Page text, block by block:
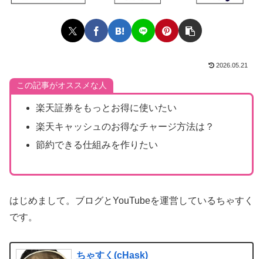
2026.05.21
この記事がオススメな人
楽天証券をもっとお得に使いたい
楽天キャッシュのお得なチャージ方法は？
節約できる仕組みを作りたい
はじめまして。ブログとYouTubeを運営しているちゃすく
です。
ちゃすく(cHask)